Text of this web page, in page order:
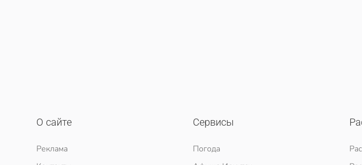
О сайте
Реклама
Сервисы
Погода